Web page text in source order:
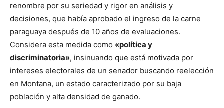
renombre por su seriedad y rigor en análisis y
decisiones, que había aprobado el ingreso de la carne
paraguaya después de 10 años de evaluaciones.
Considera esta medida como «política y
discriminatoria», insinuando que está motivada por
intereses electorales de un senador buscando reelección
en Montana, un estado caracterizado por su baja
población y alta densidad de ganado.